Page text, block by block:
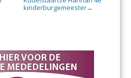
kinderburgemeester→